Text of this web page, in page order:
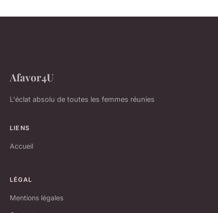
Afavor4U
L'éclat absolu de toutes les femmes réunies
LIENS
Accueil
LÉGAL
Mentions légales